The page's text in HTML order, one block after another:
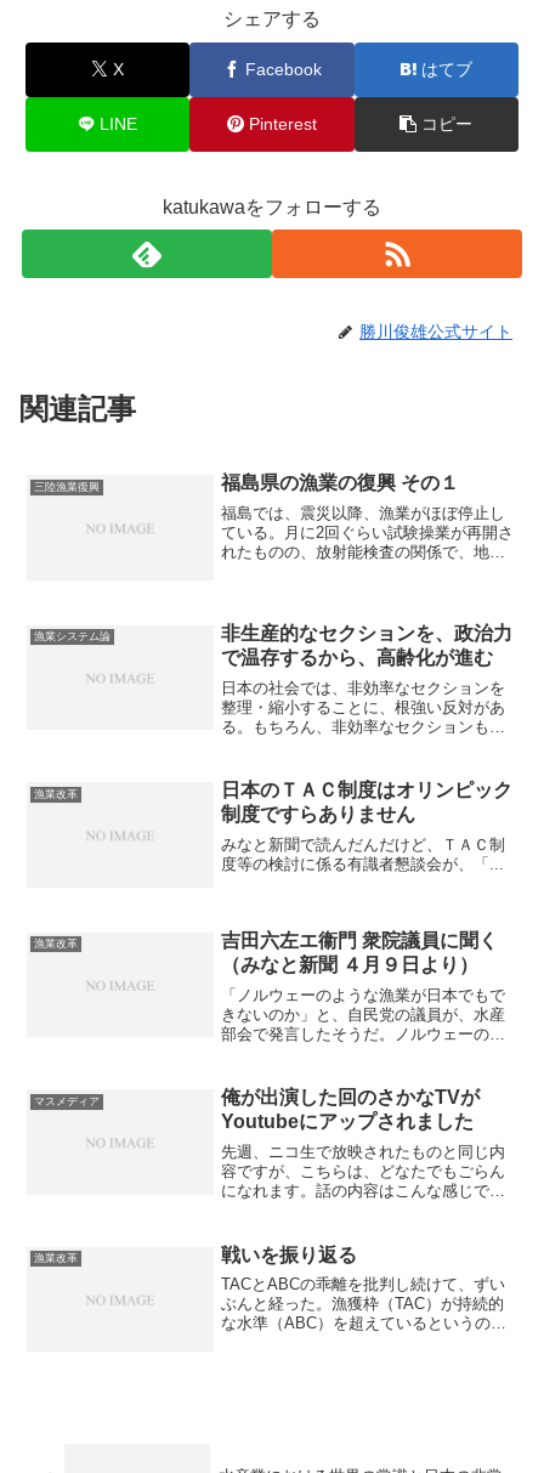
シェアする
X Facebook はてブ
LINE Pinterest コピー
katukawaをフォローする
勝川俊雄公式サイト
関連記事
三陸漁業復興 福島県の漁業の復興 その１
福島では、震災以降、漁業がほぼ停止し
ている。月に2回ぐらい試験操業が再開さ
れたものの、放射能検査の関係で、地元
漁業が再開できるのか、...
漁業システム論
非生産的なセクションを、政治力
で温存するから、高齢化が進む
日本の社会では、非効率なセクションを
整理・縮小することに、根強い反対があ
る。もちろん、非効率なセクションも残
れは無理な相談だ。再三度外視で、非生
産的なセクションを温存し...
漁業改革
日本のＴＡＣ制度はオリンピック
制度ですらありません
みなと新聞で読んだんだけど、ＴＡＣ制
度等の検討に係る有識者懇談会が、「...
漁業改革
吉田六左エ衞門 衆院議員に聞く
（みなと新聞 ４月９日より）
「ノルウェーのような漁業が日本でもで
きないのか」と、自民党の議員が、水産
部会で発言したそうだ。ノルウェーの漁
のは、喜ばしい限りである。地道に、メ
ディア対応をしてきた成果...
マスメディア
俺が出演した回のさかなTVが
Youtubeにアップされました
先週、ニコ生で放映されたものと同じ内
容ですが、こちらは、どなたでもごらん
になれます。話の内容はこんな感じで
ちんとした規制をすることで、漁業の生
産性は大幅に改善でき...
漁業改革 戦いを振り返る
TACとABCの乖離を批判し続けて、ずい
ぶんと経った。漁獲枠（TAC）が持続的
な水準（ABC）を超えているというの